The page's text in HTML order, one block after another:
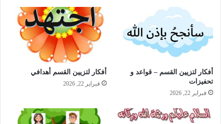
أفكار لتزيين القسم – قواعد و
تحفيزات
فبراير 22, 2026
أفكار لتزيين القسم أهدافي
فبراير 22, 2026